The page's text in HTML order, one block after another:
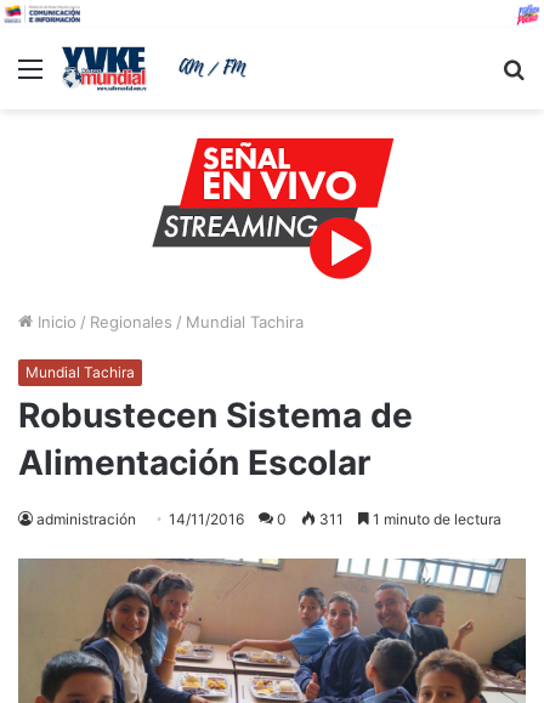
Menu
Inicio / Regionales / Mundial Tachira
Mundial Tachira
Robustecen Sistema de
Alimentación Escolar
administración 14/11/2016 0 311 1 minuto de lectura